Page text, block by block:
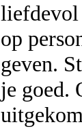
liefdevol
op
geven.
je goed.